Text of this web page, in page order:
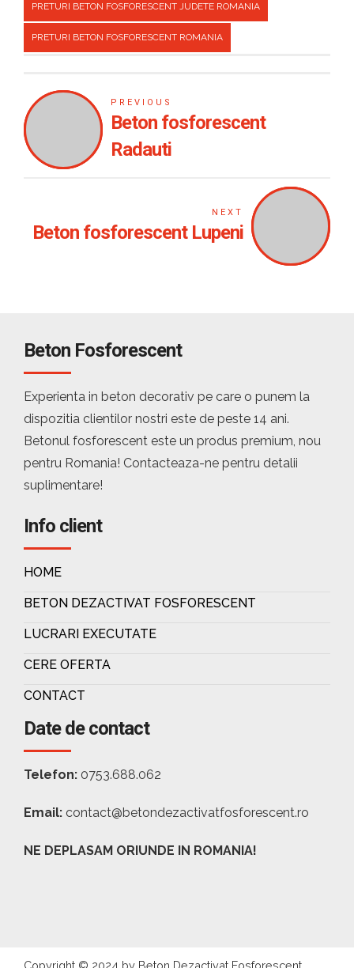
PRETURI BETON FOSFORESCENT JUDETE ROMANIA
PRETURI BETON FOSFORESCENT ROMANIA
PREVIOUS
Beton fosforescent
Radauti
NEXT
Beton fosforescent Lupeni
Beton Fosforescent
Experienta in beton decorativ pe care o punem la
dispozitia clientilor nostri este de peste 14 ani.
Betonul fosforescent este un produs premium, nou
pentru Romania! Contacteaza-ne pentru detalii
suplimentare!
Info client
HOME
BETON DEZACTIVAT FOSFORESCENT
LUCRARI EXECUTATE
CERE OFERTA
CONTACT
Date de contact
Telefon: 0753.688.062
Email: contact@betondezactivatfosforescent.ro
NE DEPLASAM ORIUNDE IN ROMANIA!
Copyright © 2024 by Beton Dezactivat Fosforescent.